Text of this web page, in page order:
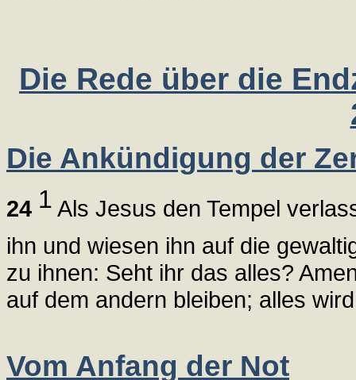
Die Rede über die
Die Ankündigung der
24 1 Als Jesus den Tempel
ihn und wiesen ihn auf die
zu ihnen: Seht ihr das alles?
auf dem andern bleiben; alles
Vom Anfang der Not